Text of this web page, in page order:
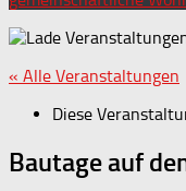
« Alle Veranstaltungen
Diese
Bautage auf